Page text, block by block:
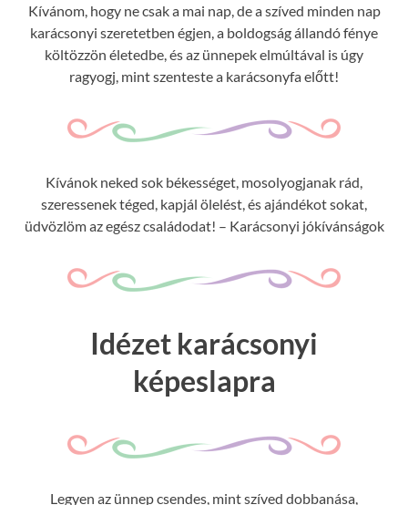
Kívánom, hogy ne csak a mai nap, de a szíved minden nap
karácsonyi szeretetben égjen, a boldogság állandó fénye
költözzön életedbe, és az ünnepek elmúltával is úgy
ragyogj, mint szenteste a karácsonyfa előtt!
Kívánok neked sok békességet, mosolyogjanak rád,
szeressenek téged, kapjál ölelést, és ajándékot sokat,
üdvözlöm az egész családodat! – Karácsonyi jókívánságok
Idézet karácsonyi
képeslapra
Legyen az ünnep csendes, mint szíved dobbanása,